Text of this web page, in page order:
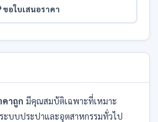
ขอใบเสนอราคา
คาถูก มีคุณสมบัติเฉพาะที่เหมาะ
ะบบประปาและอุตสาหกรรมทั่วไป